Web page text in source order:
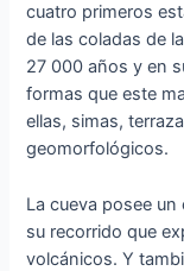
cuatro primeros
de las coladas de
27 000 años y en
formas que este
ellas, simas,
geomorfológicos.
La cueva posee
su recorrido que
volcánicos. Y